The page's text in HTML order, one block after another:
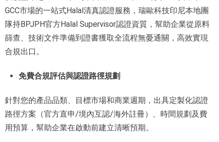
GCC市場的一站式Halal清真認證服務，瑞歐科技印尼本地團
隊持BPJPH官方Halal Supervisor認證資質，幫助企業從原料
篩查、技術文件準備到證書獲取全流程無憂通關，高效實現
合規出口。
免費合規評估與認證路徑規劃
針對您的產品品類、目標市場和商業週期，出具定製化認證
路徑方案（官方直申/境內互認/海外註冊）、時間規劃及費
用預算，幫助企業在啟動前建立清晰預期。